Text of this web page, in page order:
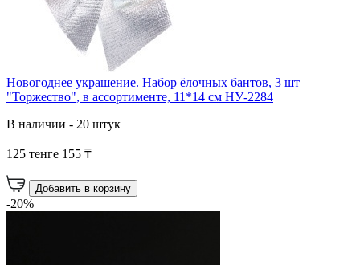
Новогоднее украшение. Набор ёлочных бантов, 3 шт
"Торжество", в ассортименте, 11*14 см НУ-2284
В наличии - 20 штук
125 тенге 155 ₸
Добавить в корзину
-20%